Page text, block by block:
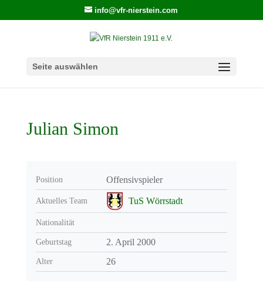
info@vfr-nierstein.com
Seite auswählen
Julian Simon
Position Offensivspieler
Aktuelles Team TuS Wörrstadt
Nationalität
Geburtstag 2. April 2000
Alter 26